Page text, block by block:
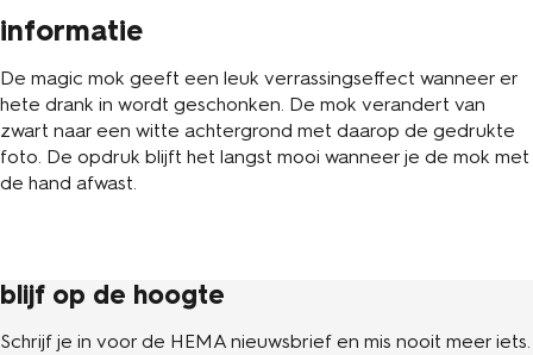
informatie
De magic mok geeft een leuk verrassingseffect wanneer er
hete drank in wordt geschonken. De mok verandert van
zwart naar een witte achtergrond met daarop de gedrukte
foto. De opdruk blijft het langst mooi wanneer je de mok met
de hand afwast.
blijf op de hoogte
Schrijf je in voor de HEMA nieuwsbrief en mis nooit meer iets.